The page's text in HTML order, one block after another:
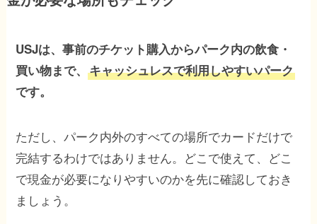
USJは、事前のチケット購入からパーク内の飲食・
買い物まで、キャッシュレスで利用しやすいパーク
です。
ただし、パーク内外のすべての場所でカードだけで
完結するわけではありません。どこで使えて、どこ
で現金が必要になりやすいのかを先に確認しておき
ましょう。